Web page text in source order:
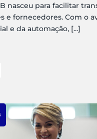
nasceu para facilitar
e fornecedores. Com o
e da automação, [...]